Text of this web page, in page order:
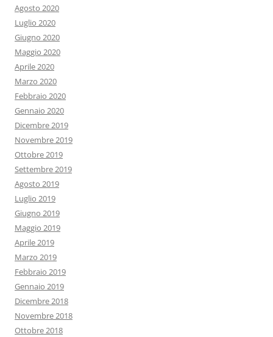
Agosto 2020
Luglio 2020
Giugno 2020
Maggio 2020
Aprile 2020
Marzo 2020
Febbraio 2020
Gennaio 2020
Dicembre 2019
Novembre 2019
Ottobre 2019
Settembre 2019
Agosto 2019
Luglio 2019
Giugno 2019
Maggio 2019
Aprile 2019
Marzo 2019
Febbraio 2019
Gennaio 2019
Dicembre 2018
Novembre 2018
Ottobre 2018